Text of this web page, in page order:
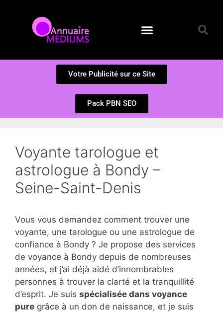
Votre Publicité sur ce Site
Pack PBN SEO
Voyante tarologue et
astrologue à Bondy –
Seine-Saint-Denis
Vous vous demandez comment trouver une
voyante, une tarologue ou une astrologue de
confiance à Bondy ? Je propose des services
de voyance à Bondy depuis de nombreuses
années, et j’ai déjà aidé d’innombrables
personnes à trouver la clarté et la tranquillité
d’esprit. Je suis spécialisée dans voyance
pure grâce à un don de naissance, et je suis